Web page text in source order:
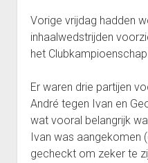
Interclub
Punten
Interclub
Punten
Vorige vrijdag hadden
inhaalwedstrijden
het
Er waren drie partijen
André tegen Ivan en
wat vooral belangrijk
Ivan was aangekomen
gecheckt om zeker te